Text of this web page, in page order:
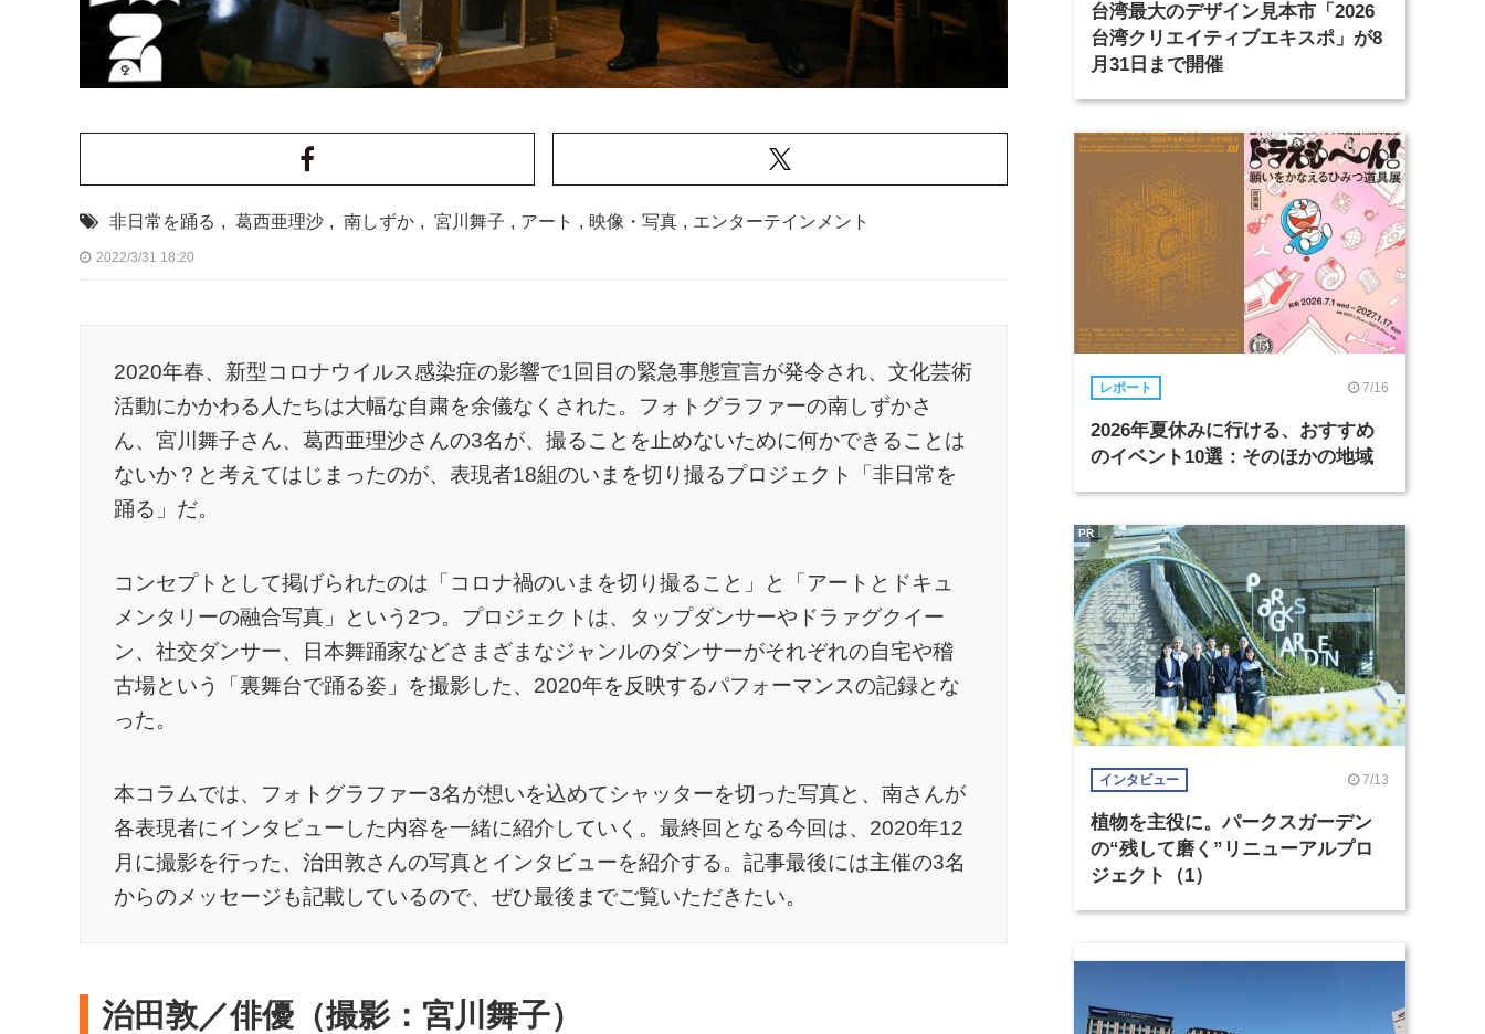
非日常を踊る , 葛西亜理沙 , 南しずか , 宮川舞子 , アート , 映像・写真 , エンターテインメント
2022/3/31 18:20
2020年春、新型コロナウイルス感染症の影響で1回目の緊急事態宣言が発令され、文化芸術
活動にかかわる人たちは大幅な自粛を余儀なくされた。フォトグラファーの南しずかさ
ん、宮川舞子さん、葛西亜理沙さんの3名が、撮ることを止めないために何かできることは
ないか？と考えてはじまったのが、表現者18組のいまを切り撮るプロジェクト「非日常を
踊る」だ。
コンセプトとして掲げられたのは「コロナ禍のいまを切り撮ること」と「アートとドキュ
メンタリーの融合写真」という2つ。プロジェクトは、タップダンサーやドラァグクイー
ン、社交ダンサー、日本舞踊家などさまざまなジャンルのダンサーがそれぞれの自宅や稽
古場という「裏舞台で踊る姿」を撮影した、2020年を反映するパフォーマンスの記録とな
った。
本コラムでは、フォトグラファー3名が想いを込めてシャッターを切った写真と、南さんが
各表現者にインタビューした内容を一緒に紹介していく。最終回となる今回は、2020年12
月に撮影を行った、治田敦さんの写真とインタビューを紹介する。記事最後には主催の3名
からのメッセージも記載しているので、ぜひ最後までご覧いただきたい。
治田敦／俳優（撮影：宮川舞子）
台湾最大のデザイン見本市「2026
台湾クリエイティブエキスポ」が8
月31日まで開催
レポート 7/16
2026年夏休みに行ける、おすすめ
のイベント10選：そのほかの地域
インタビュー 7/13
植物を主役に。パークスガーデン
の“残して磨く”リニューアルプロ
ジェクト（1）
PR